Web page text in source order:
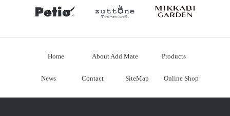
Home About Add.Mate Products
News Contact SiteMap Online Shop